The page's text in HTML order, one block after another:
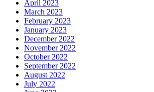
April 2023
March 2023
February 2023
January 2023
December 2022
November 2022
October 2022
September 2022
August 2022
July 2022